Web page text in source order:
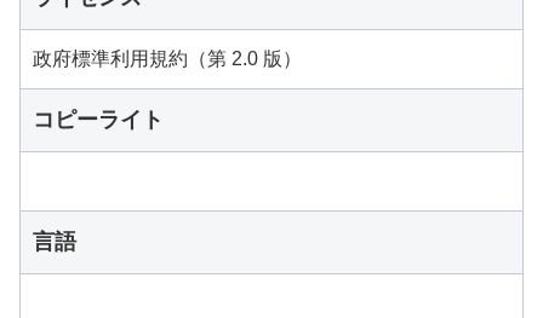
政府標準利用規約（第 2.0 版）
コピーライト
言語